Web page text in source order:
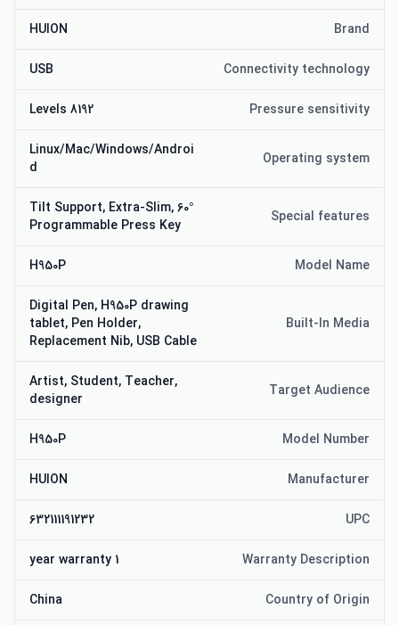
8 کلید اکسپرس که در زمان شما صرفه جویی می کند و کارایی کار
ناحیه فعال: ناحیه کاری 8.7×5.4 اینچ فضای کافی برای کار را در
را می توان به راحتی حمل کرد.
Brand
HUION
Connectivity technology
USB
Pressure sensitivity
8192 Levels
Operating system
Linux/Mac/Windows/Androi
d
Special features
60° Tilt Support, Extra-Slim,
Programmable Press Key
Model Name
H950P
Built-In Media
Digital Pen, H950P drawing
tablet, Pen Holder,
Replacement Nib, USB Cable
Target Audience
Artist, Student, Teacher,
designer
Model Number
H950P
Manufacturer
HUION
UPC
632111191232
Warranty Description
1 year warranty
Country of Origin
China